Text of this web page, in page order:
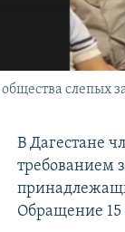
общества слепых
В Дагестане
требованием
Обращение 15